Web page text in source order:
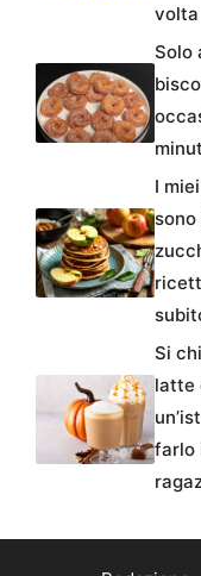
volta
Solo
I
Si
latte
farlo